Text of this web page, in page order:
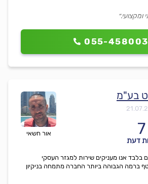
055-
ומקצועי.״
אור חשאי
בע"מ
7
דעת
בלבד אנו מעניקים שירות למגזר העסקי
ברמה הגבוהה ביותר החברה מתמחה בניקיון